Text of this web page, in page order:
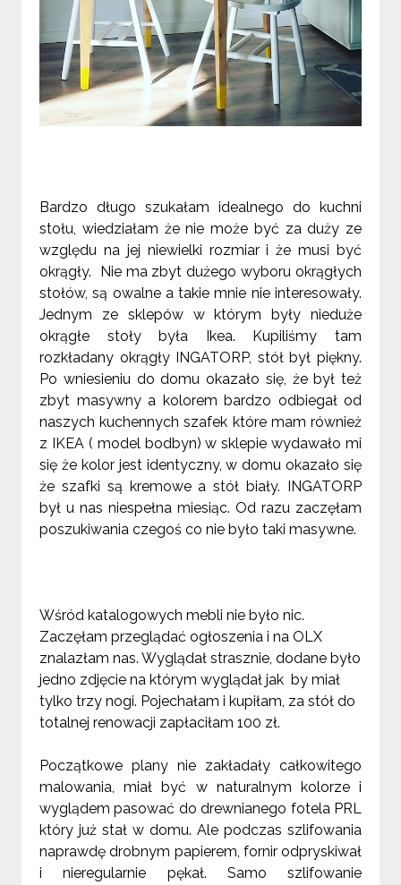
Bardzo długo szukałam idealnego do kuchni
stołu, wiedziałam że nie może być za duży ze
względu na jej niewielki rozmiar i że musi być
okrągły. Nie ma zbyt dużego wyboru okrągłych
stołów, są owalne a takie mnie nie interesowały.
Jednym ze sklepów w którym były nieduże
okrągłe stoły była Ikea. Kupiliśmy tam
rozkładany okrągły INGATORP, stół był piękny.
Po wniesieniu do domu okazało się, że był też
zbyt masywny a kolorem bardzo odbiegał od
naszych kuchennych szafek które mam również
z IKEA ( model bodbyn) w sklepie wydawało mi
się że kolor jest identyczny, w domu okazało się
że szafki są kremowe a stół biały. INGATORP
był u nas niespełna miesiąc. Od razu zaczęłam
poszukiwania czegoś co nie było taki masywne.
Wśród katalogowych mebli nie było nic.
Zaczęłam przeglądać ogłoszenia i na OLX
znalazłam nas. Wyglądał strasznie, dodane było
jedno zdjęcie na którym wyglądał jak by miał
tylko trzy nogi. Pojechałam i kupiłam, za stół do
totalnej renowacji zapłaciłam 100 zł.
Początkowe plany nie zakładały całkowitego
malowania, miał być w naturalnym kolorze i
wyglądem pasować do drewnianego fotela PRL
który już stał w domu. Ale podczas szlifowania
naprawdę drobnym papierem, fornir odpryskiwał
i nieregularnie pękał. Samo szlifowanie